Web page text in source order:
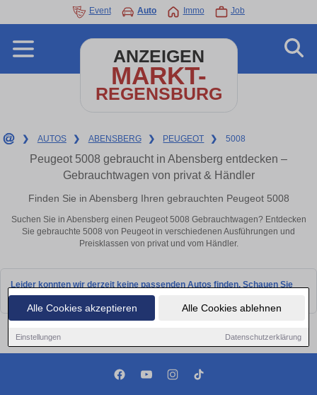
Alle Cookies akzeptieren Alle Cookies ablehnen
Einstellungen Datenschutzerklärung
Event Auto Immo Job
ANZEIGEN
MARKT-
REGENSBURG
❯ AUTOS ❯ ABENSBERG ❯ PEUGEOT ❯ 5008
Peugeot 5008 gebraucht in Abensberg entdecken –
Gebrauchtwagen von privat & Händler
Finden Sie in Abensberg Ihren gebrauchten Peugeot 5008
Suchen Sie in Abensberg einen Peugeot 5008 Gebrauchtwagen? Entdecken
Sie gebrauchte 5008 von Peugeot in verschiedenen Ausführungen und
Preisklassen von privat und vom Händler.
Leider konnten wir derzeit keine passenden Autos finden. Schauen Sie
bald wieder vorbei!